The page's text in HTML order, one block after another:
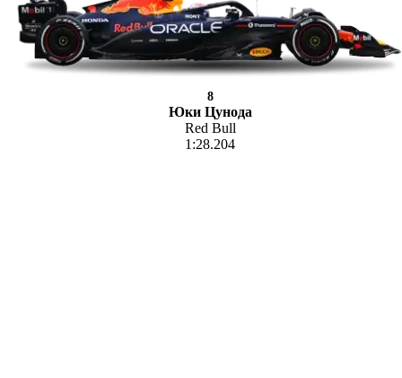
8
Юки Цунода
Red Bull
1:28.204